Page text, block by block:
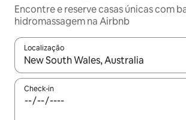
Encontre e reserve casas únicas com
hidromassagem na Airbnb
Localização
Quando os resultados estiverem
Check-in